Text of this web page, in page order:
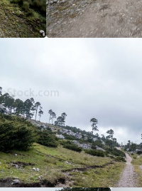
5/5
5/5